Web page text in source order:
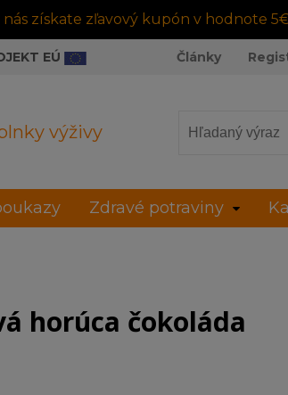
získate zľavový kupón v hodnote
výživy
EÚ Články
Zdravé potraviny
horúca čokoláda